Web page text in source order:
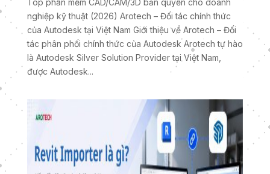
Top phần mềm CAD/CAM/3D bản quyền cho doanh
nghiệp kỹ thuật (2026) Arotech – Đối tác chính thức
của Autodesk tại Việt Nam Giới thiệu về Arotech – Đối
tác phân phối chính thức của Autodesk Arotech tự hào
là Autodesk Silver Solution Provider tại Việt Nam,
được Autodesk...